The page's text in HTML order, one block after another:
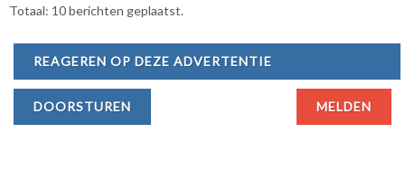
Totaal: 10 berichten geplaatst.
REAGEREN OP DEZE ADVERTENTIE
DOORSTUREN MELDEN